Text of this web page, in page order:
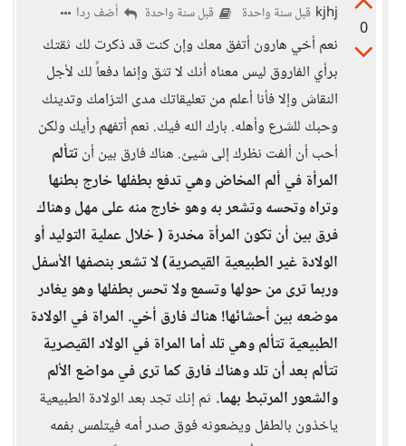
0
kjhj قبل سنة واحدة قبل سنة واحدة أضف ردا
نعم أخي هارون أتفق معك وإن كنت قد ذكرت لك ثقتك
برأي الفاروق ليس معناه أنك لا تثق وإنما دفعاً لك لأجل
النقاش وإلا فأنا أعلم من تعليقاتك مدى التزامك وتدينك
وحبك للشرع وأهله. بارك الله فيك. نعم أتفهم رأيك ولكن
أحب أن ألفت نظرك إلى شيئ. هناك فارق بين أنتتألم
المرأة في ألم المخاض وهي تدفع بطفلها خارج بطنها
وتراه وتحسه وتشعر به وهو خارج منه على مهل وهناك
فرق بين أن تكون المرأة مخدرة ( خلال عملية التوليد أو
الولادة غير الطبيعية القيصرية) لا تشعر بنصفها الأسفل
وربما ترى من حولها وتسمع ولا تحس بطفلها وهو يغادر
موضعه بين أحشائها! هناك فارق أخي. المراة في الولادة
الطبيعية تتألم وهي تلد أما المراة في الولاد القيصرية
تتألم بعد أن تلد وهناك فارق كما ترى في مواضع الألم
والشعور المرتبط بهما. ثم إنك تجد بعد الولادة الطبيعية
ياخذون بالطفل ويضعونه فوق صدر أمه فيتلمس بفمه